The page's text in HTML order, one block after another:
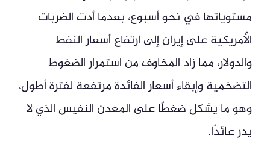
مستوياتها في نحو أسبوع، بعدما أدت الضربات
الأمريكية على إيران إلى ارتفاع أسعار النفط
والدولار، مما زاد المخاوف من استمرار الضغوط
التضخمية وإبقاء أسعار الفائدة مرتفعة لفترة أطول،
وهو ما يشكل ضغطًا على المعدن النفيس الذي لا
يدر عائدًا.